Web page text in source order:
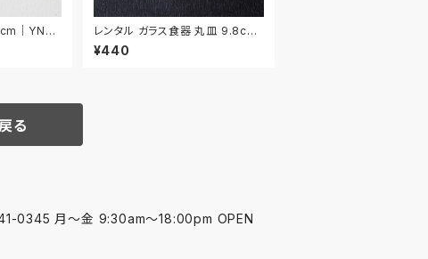
｜YNAA
レンタル ガラス食器 丸皿 9.8cm
2枚セット｜GLM129
¥440
る
0345 月〜金 9:30am〜18:00pm OPEN